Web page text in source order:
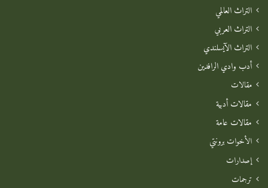
التراث العالمي
التراث العربي
التراث الآيسلندي
أدب وادي الرافدين
مقالات
مقالات أدبية
مقالات عامة
الأخوات برونتي
إصدارات
ترجمات